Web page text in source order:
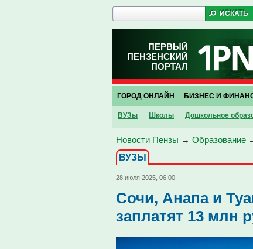
ПЕРВЫЙ
ПЕНЗЕНСКИЙ
ПОРТАЛ
ГОРОД ОНЛАЙН БИЗНЕС И
ВУЗы Школы Дошкольное
Новости Пензы → Образование
ВУЗЫ
28 июля 2025, 06:00
Сочи, Анапа и
заплатят 13 млн